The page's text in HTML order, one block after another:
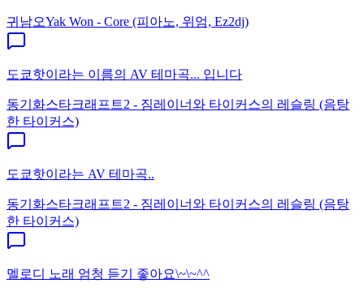
귀남오Yak Won - Core (피아노, 위엄, Ez2dj)
도쿄핫이라는 이름의 AV 테마곡... 입니다
동기화스타크래프트2 - 짐레이너와 타이커스의 레슬링 (음탕
한 타이커스)
도쿄핫이라는 AV 테마곡..
동기화스타크래프트2 - 짐레이너와 타이커스의 레슬링 (음탕
한 타이커스)
멜로디 노래 엄청 듣기 좋아요\~\~^^